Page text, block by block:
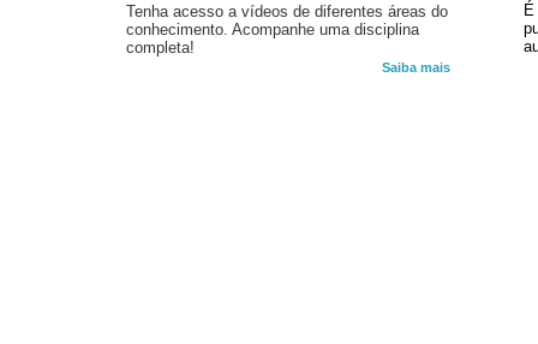
Tenha acesso a vídeos de diferentes áreas do
conhecimento. Acompanhe uma disciplina
completa!
Saiba mais